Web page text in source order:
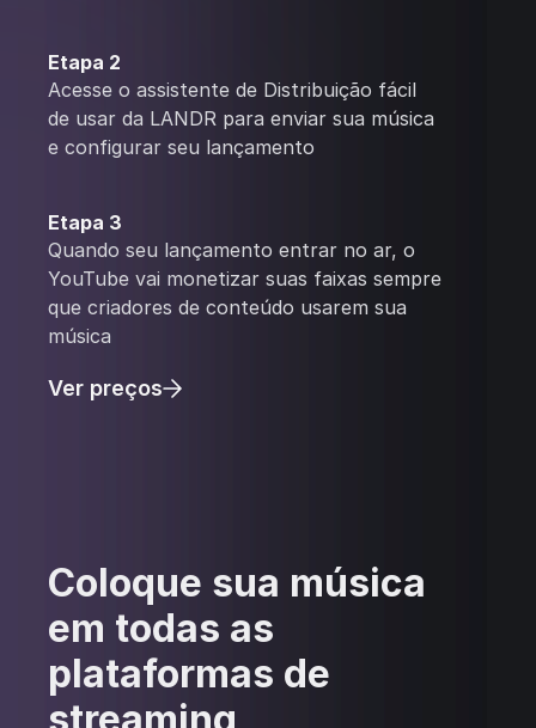
Etapa 2
Acesse o assistente de Distribuição fácil
de usar da LANDR para enviar sua música
e configurar seu lançamento
Etapa 3
Quando seu lançamento entrar no ar, o
YouTube vai monetizar suas faixas sempre
que criadores de conteúdo usarem sua
música
Ver preços
Coloque sua música
em todas as
plataformas de